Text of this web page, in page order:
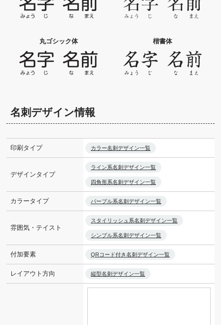
丸ゴシック体 楷書体
名刺デザイン情報
印刷タイプ カラー名刺デザイン一覧
デザインタイプ
ライン系名刺デザイン一覧
四角形系名刺デザイン一覧
カラータイプ パープル系名刺デザイン一覧
雰囲気・テイスト
スタイリッシュ系名刺デザイン一覧
シンプル系名刺デザイン一覧
付加要素 QRコード付き名刺デザイン一覧
レイアウト方向 縦型名刺デザイン一覧